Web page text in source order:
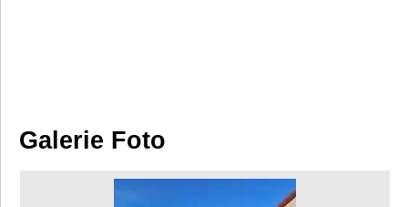
Galerie Foto